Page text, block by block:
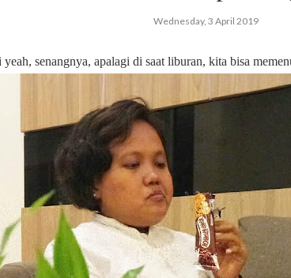
Wednesday, 3 April 2019
yeah, senangnya, apalagi di saat liburan, kita bisa